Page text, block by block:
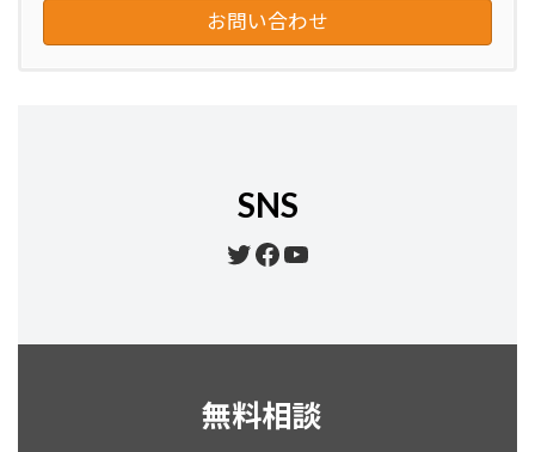
お問い合わせ
SNS
Twitter
Facebook
YouTube
無料相談